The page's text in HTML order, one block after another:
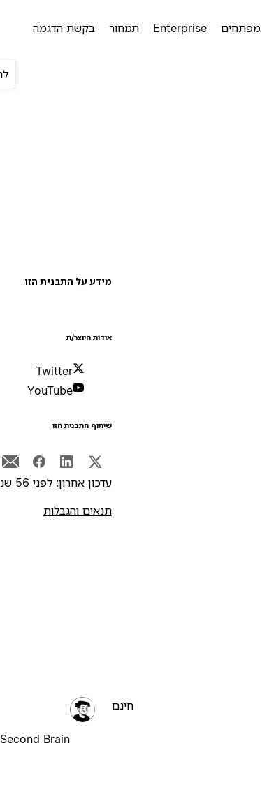
מפתחים Enterprise תמחור בקשת הדגמה
מידע על התבנית הזו
אודות היוצר/ת
Twitter
YouTube
שיתוף התבנית הזו
עדכון אחרון: לפני 56 שנים
תנאים והגבלות
חינם
Second Brain